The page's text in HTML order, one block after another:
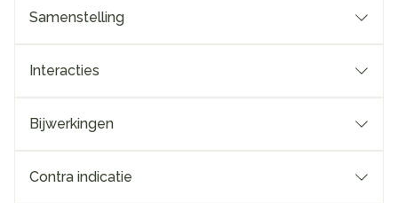
Samenstelling
Interacties
Bijwerkingen
Contra indicatie